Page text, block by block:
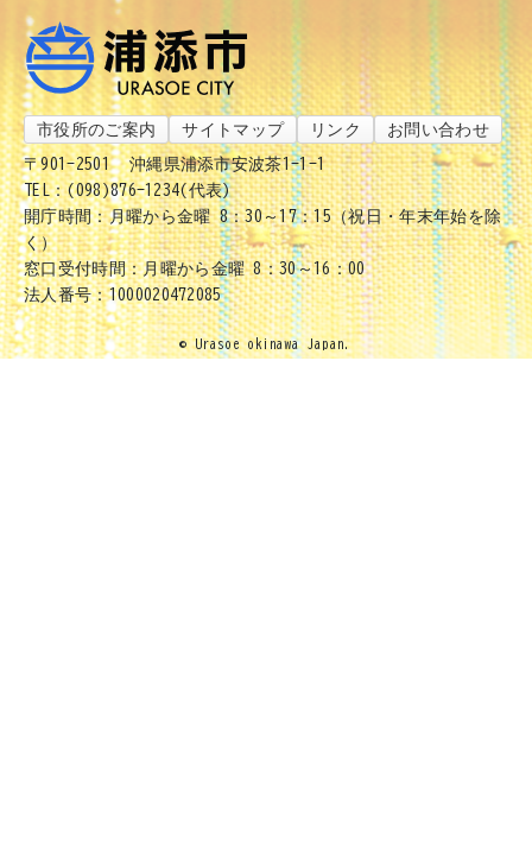
市役所のご案内 サイトマップ リンク お問い合わせ
〒901-2501
沖縄県浦添市安波茶1-1-1
TEL：(098)876-1234(代表)
開庁時間：月曜から金曜 8：30～17：15（祝日・年末年始を除
く）
窓口受付時間：月曜から金曜 8：30～16：00
法人番号：1000020472085
© Urasoe okinawa Japan.